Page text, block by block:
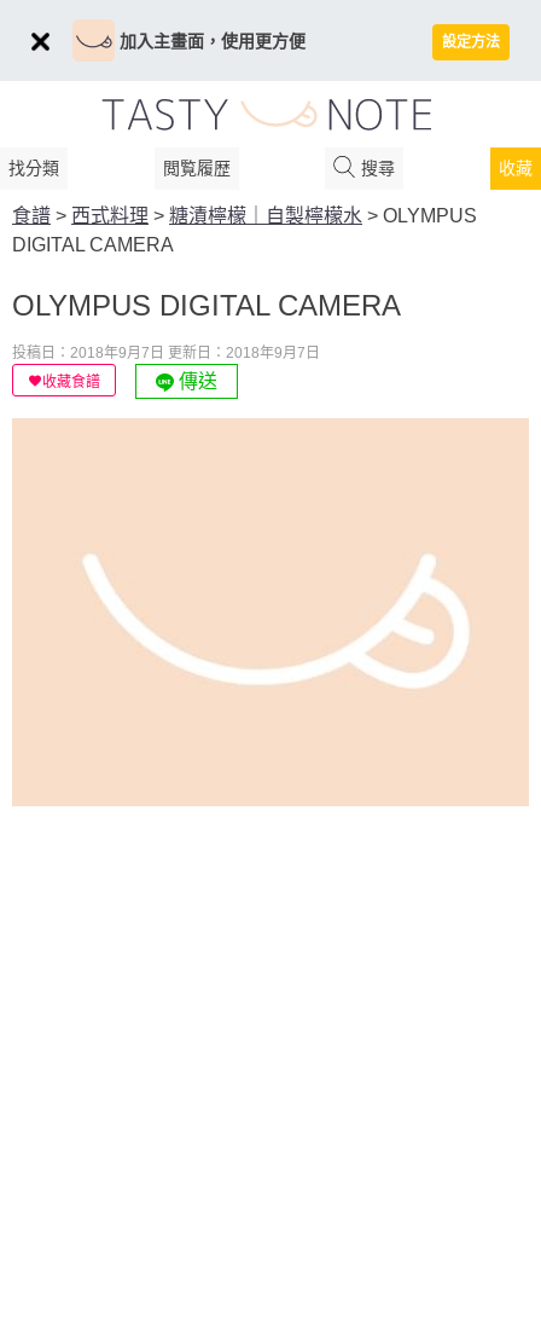
加入主畫面，使用更方便 設定方法
找分類 閲覧履歴 搜尋 收藏
食譜 > 西式料理 > 糖漬檸檬｜自製檸檬水 > OLYMPUS
DIGITAL CAMERA
OLYMPUS DIGITAL CAMERA
投稿日：2018年9月7日 更新日：2018年9月7日
收藏食譜
傳送